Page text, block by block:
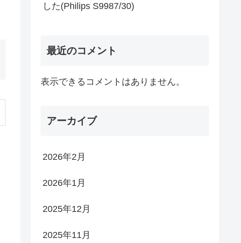
した(Philips S9987/30)
最近のコメント
表示できるコメントはありません。
アーカイブ
2026年2月
2026年1月
2025年12月
2025年11月